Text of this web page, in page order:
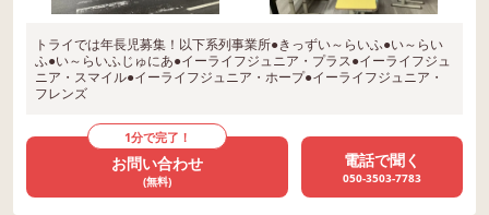
トライでは年長児募集！以下系列事業所●きっずい～らいふ●い～らい
ふ●い～らいふじゅにあ●イーライフジュニア・プラス●イーライフジュ
ニア・スマイル●イーライフジュニア・ホープ●イーライフジュニア・
フレンズ
1分で完了！
お問い合わせ
(無料)
電話で聞く
050-3503-7783